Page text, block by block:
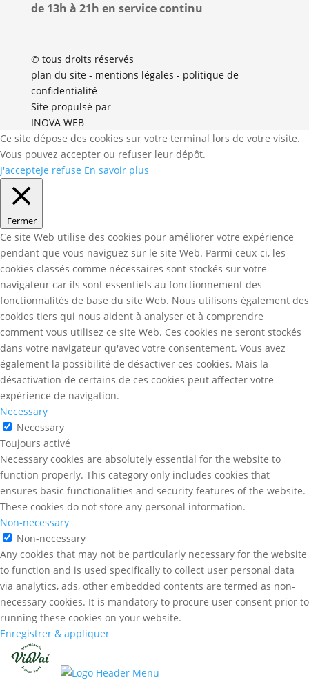
de 13h à 21h en service continu
© tous droits réservés
plan du site- mentions légales - politique de
confidentialité
Site propulsé par
INOVA WEB
Ce site dépose des cookies sur votre terminal lors de votre visite.
Vous pouvez accepter ou refuser leur dépôt.
J'accepteJe refuse En savoir plus
Fermer
Ce site Web utilise des cookies pour améliorer votre expérience
pendant que vous naviguez sur le site Web. Parmi ceux-ci, les
cookies classés comme nécessaires sont stockés sur votre
navigateur car ils sont essentiels au fonctionnement des
fonctionnalités de base du site Web. Nous utilisons également des
cookies tiers qui nous aident à analyser et à comprendre
comment vous utilisez ce site Web. Ces cookies ne seront stockés
dans votre navigateur qu'avec votre consentement. Vous avez
également la possibilité de désactiver ces cookies. Mais la
désactivation de certains de ces cookies peut affecter votre
expérience de navigation.
Necessary
Necessary
Toujours activé
Necessary cookies are absolutely essential for the website to
function properly. This category only includes cookies that
ensures basic functionalities and security features of the website.
These cookies do not store any personal information.
Non-necessary
Non-necessary
Any cookies that may not be particularly necessary for the website
to function and is used specifically to collect user personal data
via analytics, ads, other embedded contents are termed as non-
necessary cookies. It is mandatory to procure user consent prior to
running these cookies on your website.
Enregistrer & appliquer